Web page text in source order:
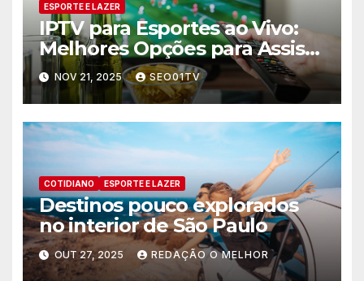
ESPORTE E LAZER
IPTV para Esportes ao Vivo:
Melhores Opções para Assistir
Jogos
NOV 21, 2025 SEO01TV
COTIDIANO ESPORTE E LAZER
Destinos pouco explorados
no interior de São Paulo
OUT 27, 2025 REDAÇÃO O MELHOR